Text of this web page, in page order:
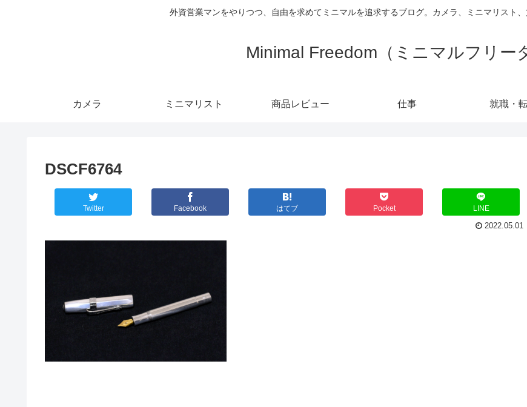
外資営業マンをやりつつ、自由を求めてミニマルを追求するブログ。カメラ、ミニマリスト
Minimal Freedom（ミニマルフリー
カメラ ミニマリスト 商品レビュー 仕事 就職・
DSCF6764
Twitter Facebook はてブ Pocket LINE
2022.05.01